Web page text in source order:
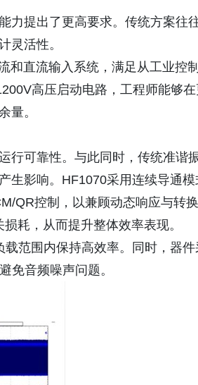
力提出了更高要求。传统方案往
灵活性。
和直流输入系统，满足从工业控制
高压启动电路，工程师能够在
量。
行可靠性。与此同时，传统准谐
生影响。HF1070采用连续导通模
QR控制，以兼顾动态响应与转换
耗，从而提升整体效率表现。
范围内保持高效率。同时，器件
免音频噪声问题。